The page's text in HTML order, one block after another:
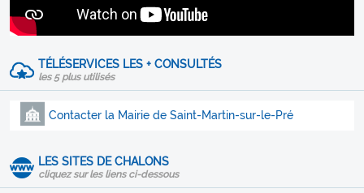
TÉLÉSERVICES LES + CONSULTÉS
les 5 plus utilisés
Contacter la Mairie de Saint-Martin-sur-le-Pré
LES SITES DE CHALONS
cliquez sur les liens ci-dessous